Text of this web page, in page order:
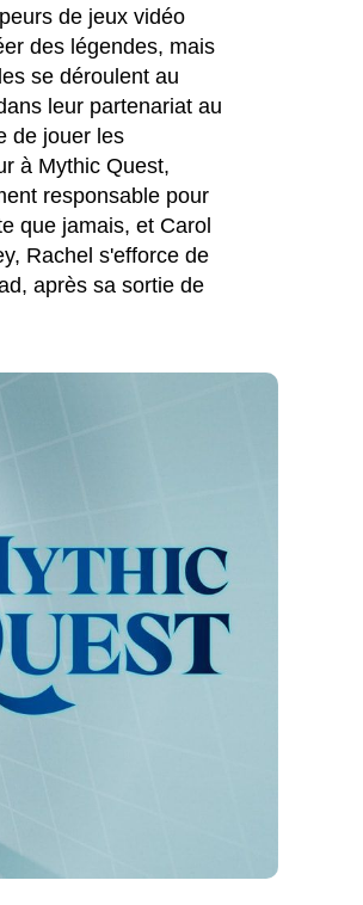
de jeux vidéo
des légendes, mais
se déroulent au
leur partenariat au
de jouer les
à Mythic Quest,
responsable pour
que jamais, et Carol
Rachel s'efforce de
après sa sortie de